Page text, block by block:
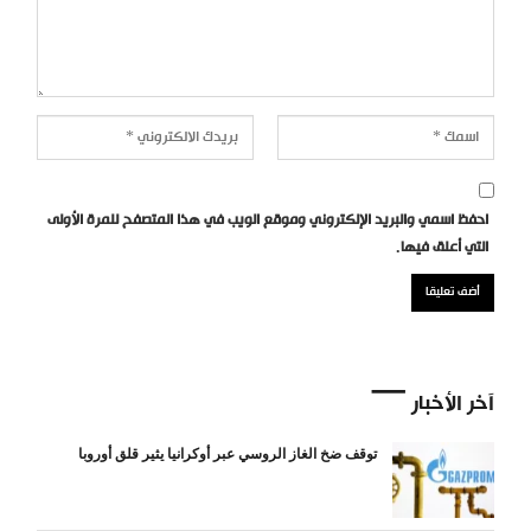
احفظ اسمي والبريد الإلكتروني وموقع الويب في هذا المتصفح للمرة الأولى
التي أعلق فيها.
آخر الأخبار
توقف ضخ الغاز الروسي عبر أوكرانيا يثير قلق أوروبا